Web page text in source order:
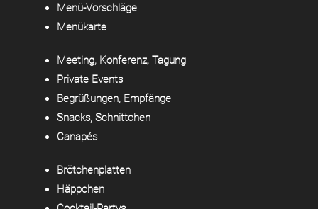
Menü-Vorschläge
Menükarte
Meeting, Konferenz, Tagung
Private Events
Begrüßungen, Empfänge
Snacks, Schnittchen
Canapés
Brötchenplatten
Häppchen